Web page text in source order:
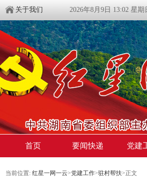
关于我们 2026年8月9日 13:02 星期
首页 要闻快递 党建
当前位置: 红星一网一云>党建工作>驻村帮扶>正文